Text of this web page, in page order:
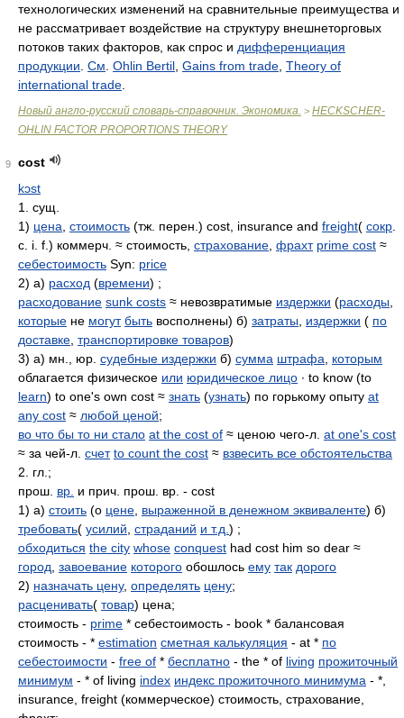
технологических изменений на сравнительные преимущества и
не рассматривает воздействие на структуру внешнеторговых
потоков таких факторов, как спрос и дифференциация
продукции См Ohlin Bertil Gains from trade Theory of
international trade
Новый англо-русский словарь-справочник. Экономика. > HECKSCHER-
OHLIN FACTOR PROPORTIONS THEORY
9
cost
kɔst
1. сущ.
1) цена стоимость (тж. перен.) cost, insurance and freight( сокр
с. i. f.) коммерч. ≈ стоимость, страхование фрахт prime cost ≈
себестоимость Syn: price
2) а) расход (времени) ;
расходование sunk costs ≈ невозвратимые издержки (расходы
которые не могут быть восполнены) б) затраты издержки ( по
доставке транспортировке товаров)
3) а) мн., юр. судебные издержки б) сумма штрафа
которым
облагается физическое или юридическое лицо ∙ to know (to
learn) to one's own cost ≈ знать (узнать) по горькому опыту at
any cost ≈ любой ценой;
во что бы то ни стало at the cost of ≈ ценою чего-л. at one's cost
≈ за чей-л. счет to count the cost ≈ взвесить все обстоятельства
2. гл.;
прош. вр. и прич. прош. вр. - cost
1) а) стоить (о цене выраженной в денежном эквиваленте) б)
требовать( усилий страданий и т.д. ) ;
обходиться the city whose conquest had cost him so dear ≈
город завоевание которого обошлось ему так дорого
2) назначать цену, определять цену;
расценивать( товар) цена;
стоимость - prime * себестоимость - book * балансовая
стоимость - * estimation сметная калькуляция - at * по
себестоимости - free of * бесплатно - the * of living прожиточный
минимум - * of living index индекс прожиточного минимума - *,
insurance, freight (коммерческое) стоимость, страхование,